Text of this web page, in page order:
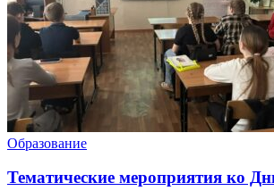
Образование
Тематические мероприятия ко